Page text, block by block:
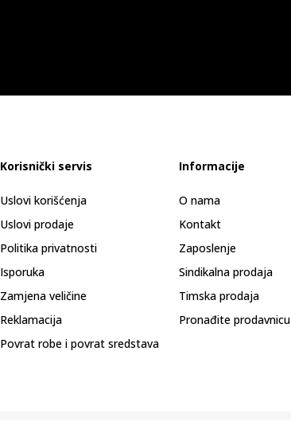
Korisnički servis
Uslovi korišćenja
Uslovi prodaje
Politika privatnosti
Isporuka
Zamjena veličine
Reklamacija
Povrat robe i povrat sredstava
Informacije
O nama
Kontakt
Zaposlenje
Sindikalna prodaja
Timska prodaja
Pronađite prodavnicu